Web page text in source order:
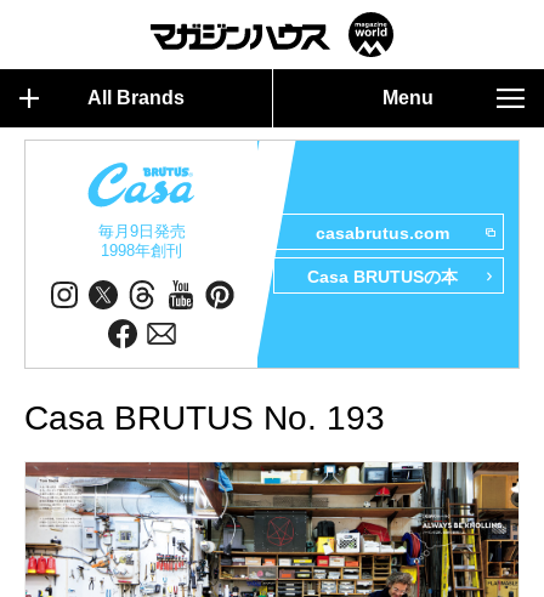
All Brands Menu
毎月9日発売
1998年創刊
casabrutus.com
Casa BRUTUSの本
Casa BRUTUS No. 193